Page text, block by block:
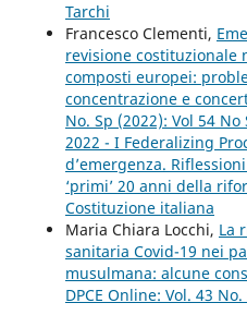
Tarchi
Francesco Clementi,
revisione
composti europei:
concentrazione e
No. Sp (2022): Vol 54 No
2022 - I Federalizing
d’emergenza.
‘primi’ 20 anni della
Costituzione italiana
Maria Chiara Locchi, La
sanitaria Covid-19 nei
musulmana: alcune
DPCE Online: Vol. 43